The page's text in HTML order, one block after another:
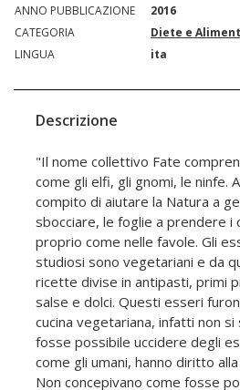
ANNO PUBBLICAZIONE
2016
CATEGORIA
Diete e
LINGUA
ita
Descrizione
"Il nome collettivo Fate
come gli elfi, gli gnomi, le ninfe.
compito di aiutare la Natura a
sbocciare, le foglie a prendere i
proprio come nelle favole. Gli
studiosi sono vegetariani e da
ricette divise in antipasti, primi
salse e dolci. Questi esseri
cucina vegetariana, infatti non
fosse possibile uccidere degli
come gli umani, hanno diritto
Non concepivano come fosse